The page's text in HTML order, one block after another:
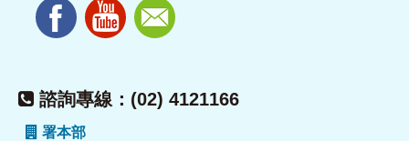
諮詢專線：(02) 4121166
署本部